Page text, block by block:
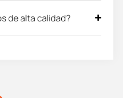
de alta calidad?